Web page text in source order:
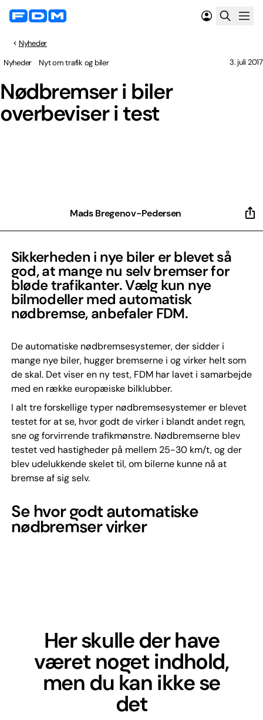
Nyheder
Nødbremser i biler
overbeviser i test
Nyheder Nyt om trafik og biler 3. juli 2017
Mads Bregenov-Pedersen
Sikkerheden i nye biler er blevet så
god, at mange nu selv bremser for
bløde trafikanter. Vælg kun nye
bilmodeller med automatisk
nødbremse, anbefaler FDM.
De automatiske nødbremsesystemer, der sidder i
mange nye biler, hugger bremserne i og virker helt som
de skal. Det viser en ny test, FDM har lavet i samarbejde
med en række europæiske bilklubber.
I alt tre forskellige typer nødbremsesystemer er blevet
testet for at se, hvor godt de virker i blandt andet regn,
sne og forvirrende trafikmønstre. Nødbremserne blev
testet ved hastigheder på mellem 25-30 km/t, og der
blev udelukkende skelet til, om bilerne kunne nå at
bremse af sig selv.
Se hvor godt automatiske
nødbremser virker
Her skulle der have
været noget indhold,
men du kan ikke se
det